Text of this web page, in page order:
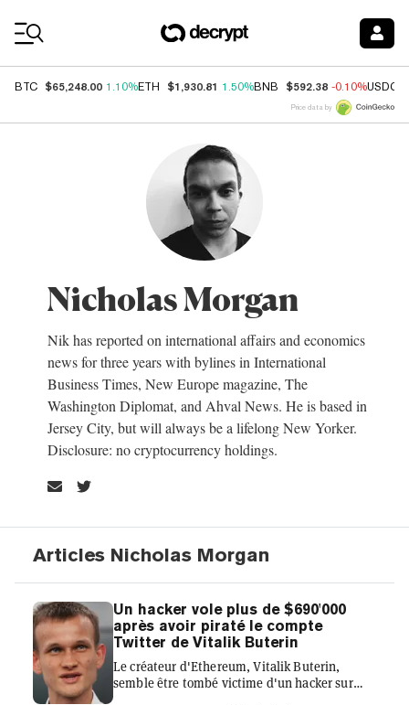
BTC $65,248.00 1.10%ETH $1,930.81 1.50%BNB $592.38 -0.10%USDC
Price data by
Nicholas Morgan
Nik has reported on international affairs and economics
news for three years with bylines in International
Business Times, New Europe magazine, The
Washington Diplomat, and Ahval News. He is based in
Jersey City, but will always be a lifelong New Yorker.
Disclosure: no cryptocurrency holdings.
Articles Nicholas Morgan
Un hacker vole plus de $690'000
après avoir piraté le compte
Twitter de Vitalik Buterin
Le créateur d'Ethereum, Vitalik Buterin,
semble être tombé victime d'un hacker sur